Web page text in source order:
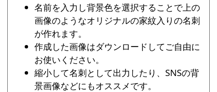
名前を入力し背景色を選択することで上の
画像のようなオリジナルの家紋入りの名刺
が作れます。
作成した画像はダウンロードしてご自由に
お使いください。
縮小して名刺として出力したり、SNSの背
景画像などにもオススメです。